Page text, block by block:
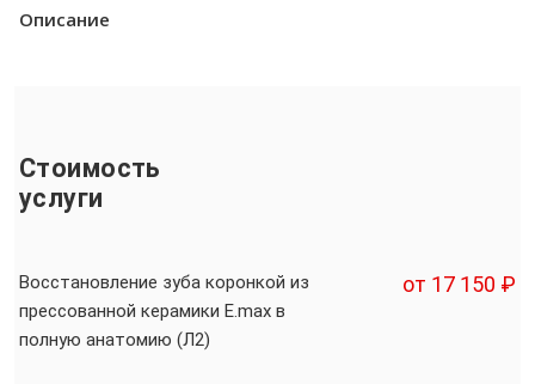
Описание
Стоимость
услуги
Восстановление зуба коронкой из
прессованной керамики E.max в
полную анатомию (Л2)
от 17 150 ₽